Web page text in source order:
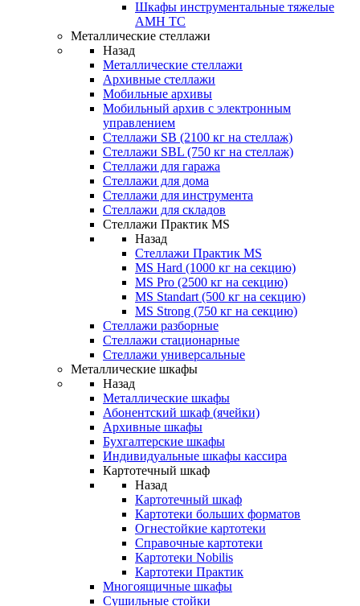
Шкафы инструментальные тяжелые
AMH TC
Металлические стеллажи
Назад
Металлические стеллажи
Архивные стеллажи
Мобильные архивы
Мобильный архив с электронным
управлением
Стеллажи SB (2100 кг на стеллаж)
Стеллажи SBL (750 кг на стеллаж)
Стеллажи для гаража
Стеллажи для дома
Стеллажи для инструмента
Стеллажи для складов
Стеллажи Практик MS
Назад
Стеллажи Практик MS
MS Hard (1000 кг на секцию)
MS Pro (2500 кг на секцию)
MS Standart (500 кг на секцию)
MS Strong (750 кг на секцию)
Стеллажи разборные
Стеллажи стационарные
Стеллажи универсальные
Металлические шкафы
Назад
Металлические шкафы
Абонентский шкаф (ячейки)
Архивные шкафы
Бухгалтерские шкафы
Индивидуальные шкафы кассира
Картотечный шкаф
Назад
Картотечный шкаф
Картотеки больших форматов
Огнестойкие картотеки
Справочные картотеки
Картотеки Nobilis
Картотеки Практик
Многоящичные шкафы
Сушильные стойки